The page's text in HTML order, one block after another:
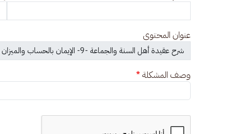
عنوان المحتوى
وصف المشكلة